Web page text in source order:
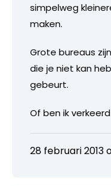
simpelweg
maken.
Grote bureaus
die je niet kan
gebeurt.
Of ben ik
28 februari 2013